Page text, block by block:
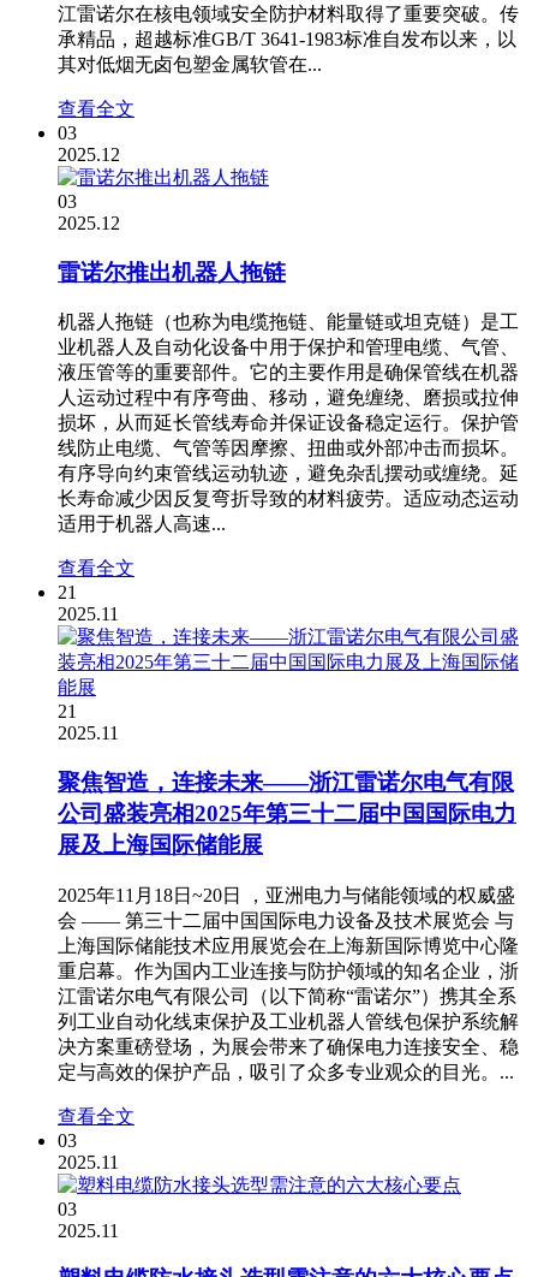
江雷诺尔在核电领域安全防护材料取得了重要突破。传
承精品，超越标准GB/T 3641-1983标准自发布以来，以
其对低烟无卤包塑金属软管在...
查看全文
03
2025.12
03
2025.12
雷诺尔推出机器人拖链
机器人拖链（也称为电缆拖链、能量链或坦克链）是工
业机器人及自动化设备中用于保护和管理电缆、气管、
液压管等的重要部件。它的主要作用是确保管线在机器
人运动过程中有序弯曲、移动，避免缠绕、磨损或拉伸
损坏，从而延长管线寿命并保证设备稳定运行。保护管
线防止电缆、气管等因摩擦、扭曲或外部冲击而损坏。
有序导向约束管线运动轨迹，避免杂乱摆动或缠绕。延
长寿命减少因反复弯折导致的材料疲劳。适应动态运动
适用于机器人高速...
查看全文
21
2025.11
21
2025.11
聚焦智造，连接未来——浙江雷诺尔电气有限
公司盛装亮相2025年第三十二届中国国际电力
展及上海国际储能展
2025年11月18日~20日 ，亚洲电力与储能领域的权威盛
会 —— 第三十二届中国国际电力设备及技术展览会 与
上海国际储能技术应用展览会在上海新国际博览中心隆
重启幕。作为国内工业连接与防护领域的知名企业，浙
江雷诺尔电气有限公司（以下简称“雷诺尔”）携其全系
列工业自动化线束保护及工业机器人管线包保护系统解
决方案重磅登场，为展会带来了确保电力连接安全、稳
定与高效的保护产品，吸引了众多专业观众的目光。...
查看全文
03
2025.11
03
2025.11